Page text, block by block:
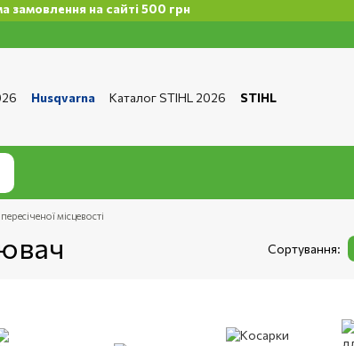
сайті 500 грн
Husqvarna Каталог STIHL 2026
STIHL
конфіденційності
місцевості
Сортування: